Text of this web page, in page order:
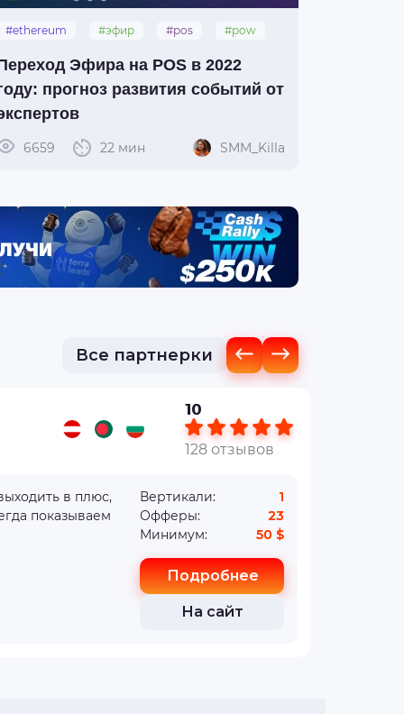
#ethereum #эфир #pos #pow
Эфира на POS в 2022
прогноз развития событий от
6659 22 мин SMM_Killa
Все партнерки
10
128 отзывов
показываем
Вертикали:
1
Офферы:
23
Минимум:
50 $
Подробнее
На сайт